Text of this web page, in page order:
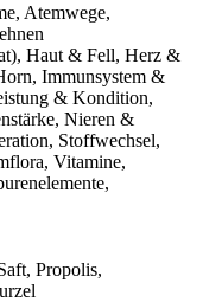
Atemwege,
Haut & Fell, Herz &
Immunsystem &
& Kondition,
Nieren &
Stoffwechsel,
Vitamine,
Propolis,